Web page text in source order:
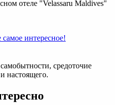
отеле "Velassaru Maldives"
интересное!
средоточие
настоящего.